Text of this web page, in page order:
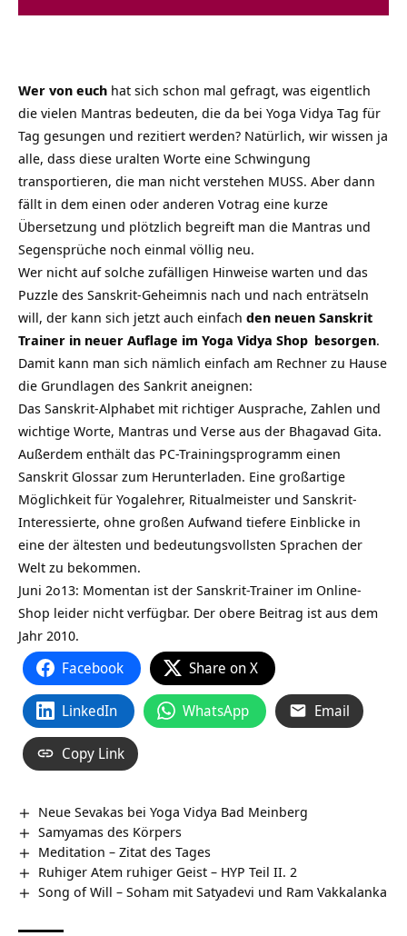
Wer von euch hat sich schon mal gefragt, was eigentlich
die vielen Mantras bedeuten, die da bei Yoga Vidya Tag für
Tag gesungen und rezitiert werden? Natürlich, wir wissen ja
alle, dass diese uralten Worte eine Schwingung
transportieren, die man nicht verstehen MUSS. Aber dann
fällt in dem einen oder anderen Votrag eine kurze
Übersetzung und plötzlich begreift man die Mantras und
Segensprüche noch einmal völlig neu.
Wer nicht auf solche zufälligen Hinweise warten und das
Puzzle des Sanskrit-Geheimnis nach und nach enträtseln
will, der kann sich jetzt auch einfach den neuen Sanskrit
Trainer in neuer Auflage im Yoga Vidya Shop besorgen.
Damit kann man sich nämlich einfach am Rechner zu Hause
die Grundlagen des Sankrit aneignen:
Das Sanskrit-Alphabet mit richtiger Ausprache, Zahlen und
wichtige Worte, Mantras und Verse aus der Bhagavad Gita.
Außerdem enthält das PC-Trainingsprogramm einen
Sanskrit Glossar zum Herunterladen. Eine großartige
Möglichkeit für Yogalehrer, Ritualmeister und Sanskrit-
Interessierte, ohne großen Aufwand tiefere Einblicke in
eine der ältesten und bedeutungsvollsten Sprachen der
Welt zu bekommen.
Juni 2o13: Momentan ist der Sanskrit-Trainer im Online-
Shop leider nicht verfügbar. Der obere Beitrag ist aus dem
Jahr 2010.
Facebook Share on X
LinkedIn WhatsApp Email
Copy Link
Neue Sevakas bei Yoga Vidya Bad Meinberg
Samyamas des Körpers
Meditation – Zitat des Tages
Ruhiger Atem ruhiger Geist – HYP Teil II. 2
Song of Will – Soham mit Satyadevi und Ram Vakkalanka